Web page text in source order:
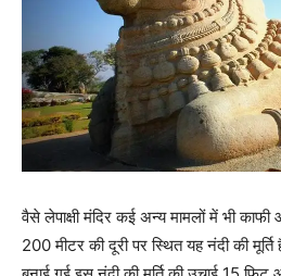
वैसे लेपाक्षी मंदिर कई अन्य मामलों में भी
200 मीटर की दूरी पर स्थित यह नंदी की